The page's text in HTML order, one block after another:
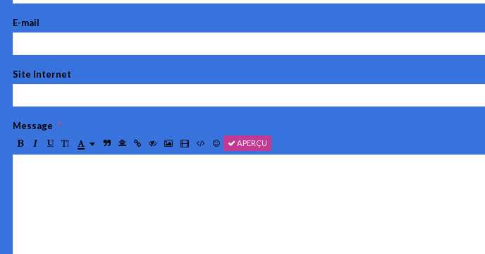
E-mail
Site Internet
Message
APERÇU